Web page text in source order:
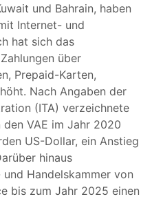
und Bahrain, haben
Internet- und
hat sich das
über
Prepaid-Karten,
Nach Angaben der
(ITA) verzeichnete
VAE im Jahr 2020
US-Dollar, ein Anstieg
hinaus
Handelskammer von
bis zum Jahr 2025 einen